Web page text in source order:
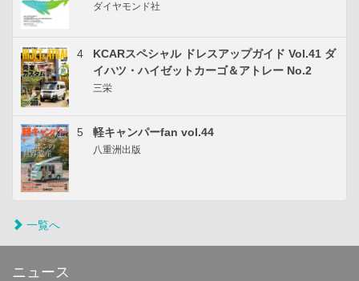
ダイヤモンド社
4
KCARスペシャル ドレスアップガイド Vol.41 ダ
イハツ・ハイゼットカーゴ＆アトレー No.2
三栄
5 軽キャンパーfan vol.44
八重洲出版
一覧へ
ニュース